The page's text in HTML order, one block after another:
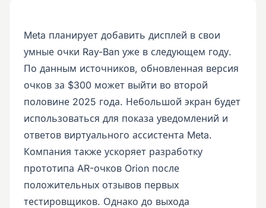
Meta планирует добавить дисплей в свои
умные очки Ray-Ban уже в следующем году.
По данным источников, обновленная версия
очков за $300 может выйти во второй
половине 2025 года. Небольшой экран будет
использоваться для показа уведомлений и
ответов виртуального ассистента Meta.
Компания также ускоряет разработку
прототипа AR-очков Orion после
положительных отзывов первых
тестировщиков. Однако до выхода